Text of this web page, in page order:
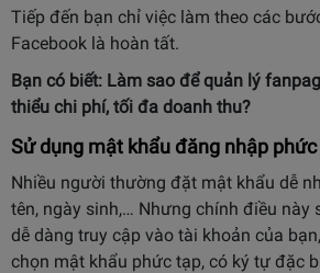
Tiếp đến bạn chỉ việc làm theo các
Facebook là hoàn tất.
Bạn có biết: Làm sao để quản lý
thiểu chi phí, tối đa doanh thu?
Sử dụng mật khẩu đăng nhập
Nhiều người thường đặt mật khẩu dễ
tên, ngày sinh,… Nhưng chính điều này
dễ dàng truy cập vào tài khoản của
chọn mật khẩu phức tạp, có ký tự đặc